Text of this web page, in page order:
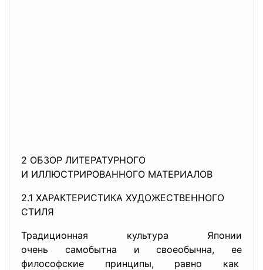
2 ОБЗОР ЛИТЕРАТУРНОГО
И ИЛЛЮСТРИРОВАННОГО МАТЕРИАЛОВ
2.1 ХАРАКТЕРИСТИКА ХУДОЖЕСТВЕННОГО
СТИЛЯ
Традиционная культура Японии
очень самобытна и своеобычна, ее
философские принципы, равно как